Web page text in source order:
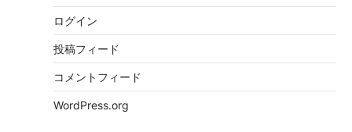
ログイン
投稿フィード
コメントフィード
WordPress.org